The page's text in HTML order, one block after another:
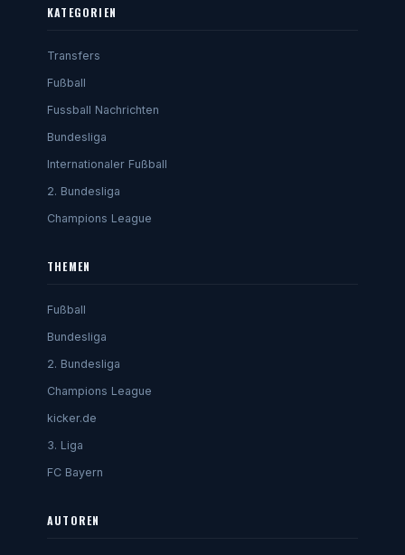
KATEGORIEN
Transfers
Fußball
Fussball Nachrichten
Bundesliga
Internationaler Fußball
2. Bundesliga
Champions League
THEMEN
Fußball
Bundesliga
2. Bundesliga
Champions League
kicker.de
3. Liga
FC Bayern
AUTOREN